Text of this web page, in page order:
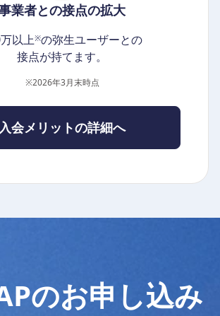
業者との接点の拡大
以上※の弥生ユーザーとの
接点が持てます。
※2026年3月末時点
入会メリットの詳細へ
のお申し込み